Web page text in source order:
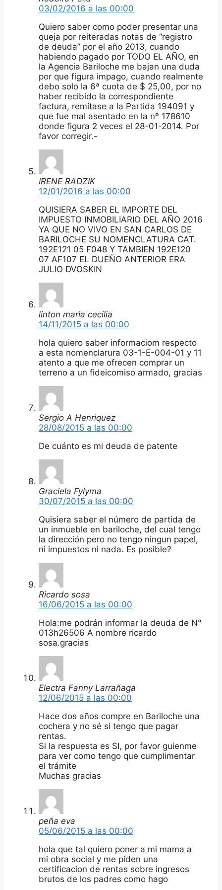
03/02/2016 a las 00:00
Quiero saber como poder presentar una
queja por reiteradas notas de “registro
de deuda” por el año 2013, cuando
habiendo pagado por TODO EL AÑO, en
la Agencia Bariloche me bajan una duda
por que figura impago, cuando realmente
debo solo la 6ª cuota de $ 25,00, por no
haber recibido la correspondiente
factura, remítase a la Partida 194091 y
que fue mal asentado en la nº 178610
donde figura 2 veces el 28-01-2014. Por
favor corregir.-
IRENE RADZIK
12/01/2016 a las 00:00
QUISIERA SABER EL IMPORTE DEL
IMPUESTO INMOBILIARIO DEL AÑO 2016
YA QUE NO VIVO EN SAN CARLOS DE
BARILOCHE SU NOMENCLATURA CAT.
192E121 05 F048 Y TAMBIEN 192E120
07 AF107 EL DUEÑO ANTERIOR ERA
JULIO DVOSKIN
linton maria cecilia
14/11/2015 a las 00:00
hola quiero saber informaciom respecto
a esta nomenclarura 03-1-E-004-01 y 11
atento a que me ofrecen comprar un
terreno a un fideicomiso armado, gracias
Sergio A Henriquez
28/08/2015 a las 00:00
De cuánto es mi deuda de patente
Graciela Fylyma
30/07/2015 a las 00:00
Quisiera saber el número de partida de
un inmueble en bariloche, del cual tengo
la dirección pero no tengo ningun papel,
ni impuestos ni nada. Es posible?
Ricardo sosa
16/06/2015 a las 00:00
Hola:me podrán informar la deuda de N°
013h26506 A nombre ricardo
sosa.gracias
Electra Fanny Larrañaga
12/06/2015 a las 00:00
Hace dos años compre en Bariloche una
cochera y no sé si tengo que pagar
rentas.
Si la respuesta es SI, por favor guienme
para ver como tengo que cumplimentar
el trámite
Muchas gracias
peña eva
05/06/2015 a las 00:00
hola que tal quiero poner a mi mama a
mi obra social y me piden una
certificacion de rentas sobre ingresos
brutos de los padres como hago